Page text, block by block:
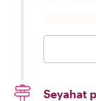
Seyahat